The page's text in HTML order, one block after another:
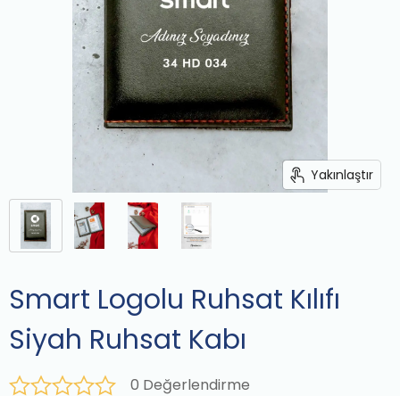
Yakınlaştır
Smart Logolu Ruhsat Kılıfı
Siyah Ruhsat Kabı
0 Değerlendirme